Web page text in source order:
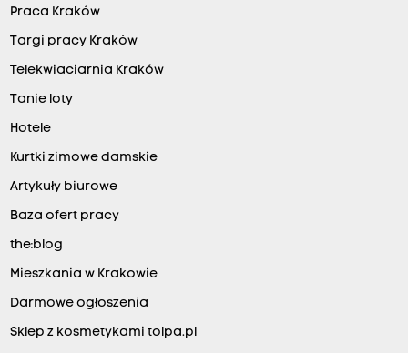
Praca Kraków
Targi pracy Kraków
Telekwiaciarnia Kraków
Tanie loty
Hotele
Kurtki zimowe damskie
Artykuły biurowe
Baza ofert pracy
the:blog
Mieszkania w Krakowie
Darmowe ogłoszenia
Sklep z kosmetykami tolpa.pl